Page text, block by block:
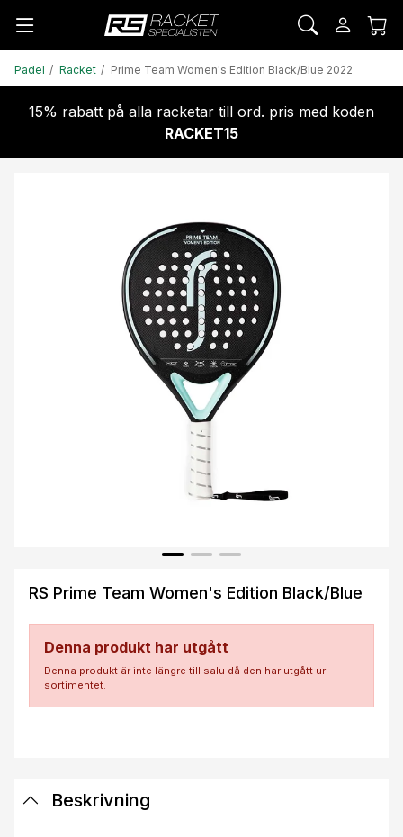
Padel Racket Prime Team Women's Edition Black/Blue 2022
15% rabatt på alla racketar till ord. pris med koden
RACKET15
RS Prime Team Women's Edition Black/Blue
Denna produkt har utgått
Denna produkt är inte längre till salu då den har utgått ur
sortimentet.
Beskrivning